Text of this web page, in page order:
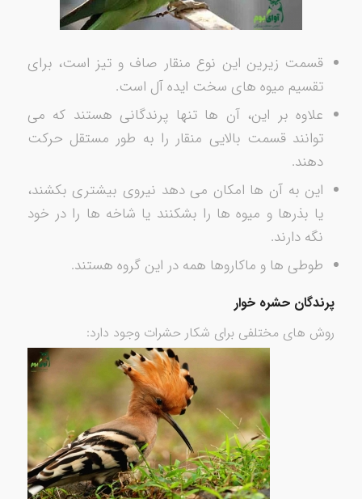
قسمت زیرین این نوع منقار صاف و تیز است، برای
تقسیم میوه های سخت ایده آل است.
علاوه بر این، آن ها تنها پرندگانی هستند که می
توانند قسمت بالایی منقار را به طور مستقل حرکت
دهند.
این به آن ها امکان می دهد نیروی بیشتری بکشند،
یا بذرها و میوه ها را بشکنند یا شاخه ها را در خود
نگه دارند.
طوطی ها و ماکاروها همه در این گروه هستند.
پرندگان حشره خوار
روش های مختلفی برای شکار حشرات وجود دارد: